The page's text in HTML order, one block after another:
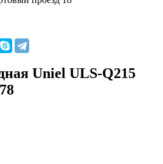
Uniel ULS-Q215